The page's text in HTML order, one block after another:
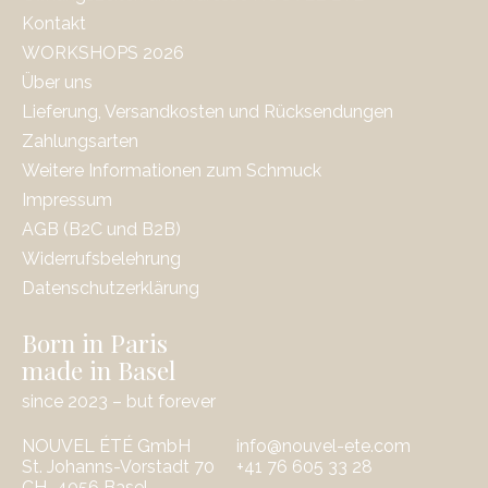
Kontakt
WORKSHOPS 2026
Über uns
Lieferung, Versandkosten und Rücksendungen
Zahlungsarten
Weitere Informationen zum Schmuck
Impressum
AGB (B2C und B2B)
Widerrufsbelehrung
Datenschutzerklärung
Born in Paris
made in Basel
since 2023 – but forever
NOUVEL ÉTÉ GmbH
St. Johanns-Vorstadt 70
info@nouvel-ete.com
‭+41 76 605 33 28